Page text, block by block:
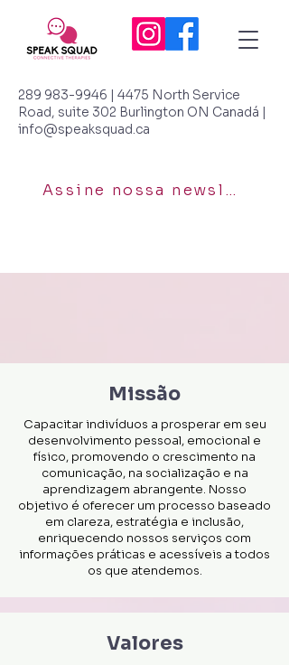
289 983-9946 | 4475 North Service
Road, suite 302 Burlington ON Canadá |
info@speaksquad.ca
Assine nossa newsletter
Missão
Capacitar indivíduos a prosperar em seu
desenvolvimento pessoal, emocional e
físico, promovendo o crescimento na
comunicação, na socialização e na
aprendizagem abrangente. Nosso
objetivo é oferecer um processo baseado
em clareza, estratégia e inclusão,
enriquecendo nossos serviços com
informações práticas e acessíveis a todos
os que atendemos.
Valores